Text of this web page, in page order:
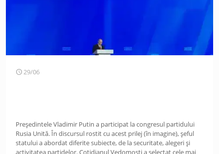
29/06
Președintele Vladimir Putin a participat la congresul partidului
Rusia Unită. În discursul rostit cu acest prilej (în imagine), șeful
statului a abordat diferite subiecte, de la securitate, alegeri și
activitatea partidelor. Cotidianul Vedomosti a selectat cele mai